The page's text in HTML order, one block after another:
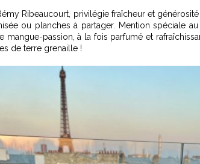
Ribeaucourt, privilégie fraîcheur et
ou planches à partager. Mention spéciale
mangue-passion, à la fois parfumé et
de terre grenaille !